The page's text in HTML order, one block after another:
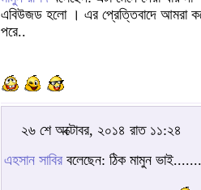
এবিউজড হলো । এর প্রেত্তিবাদে আমরা
পরে..
২৬ শে অক্টোবর, ২০১৪ রাত ১১:২৪
এহসান সাবির বলেছেন: ঠিক মামুন ভাই.......